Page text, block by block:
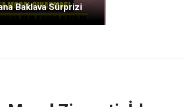
Baklava Sürprizi